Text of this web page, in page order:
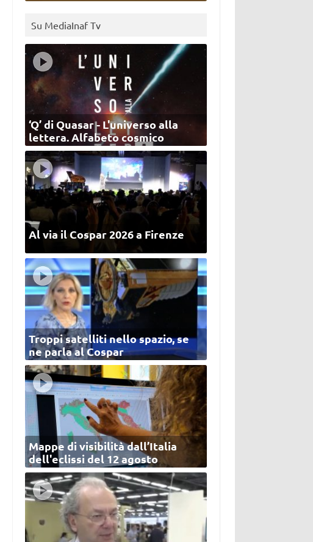
Su MediaInaf Tv
‘Q’ di Quasar - L'universo alla
lettera. Alfabeto cosmico
Al via il Cospar 2026 a Firenze
Troppi satelliti nello spazio, se
ne parla al Cospar
Mappe di visibilità dall’Italia
dell'eclissi del 12 agosto